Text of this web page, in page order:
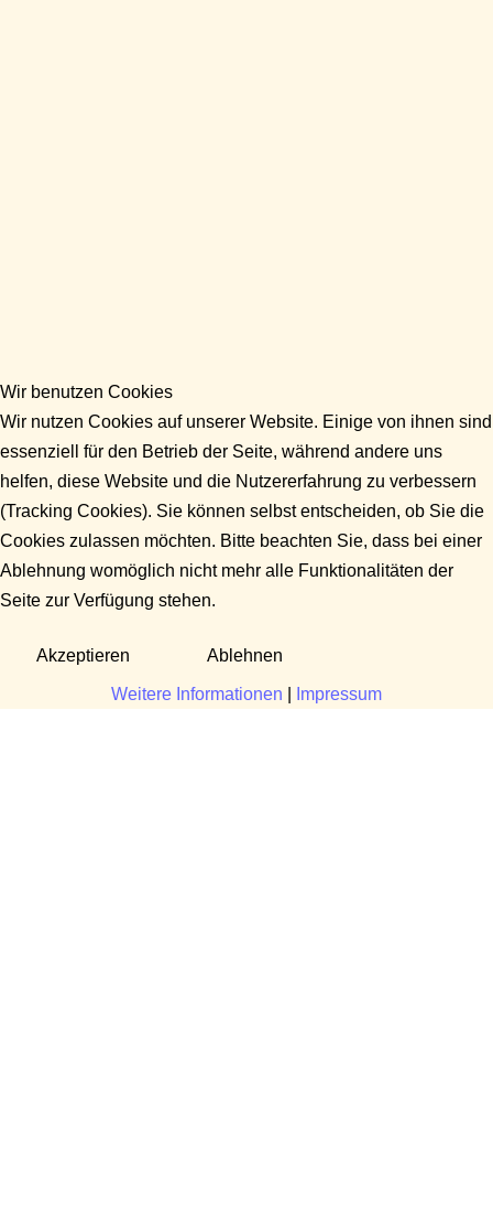
Wir benutzen Cookies
Wir nutzen Cookies auf unserer Website. Einige von ihnen sind
essenziell für den Betrieb der Seite, während andere uns
helfen, diese Website und die Nutzererfahrung zu verbessern
(Tracking Cookies). Sie können selbst entscheiden, ob Sie die
Cookies zulassen möchten. Bitte beachten Sie, dass bei einer
Ablehnung womöglich nicht mehr alle Funktionalitäten der
Seite zur Verfügung stehen.
Akzeptieren Ablehnen
Weitere Informationen Impressum